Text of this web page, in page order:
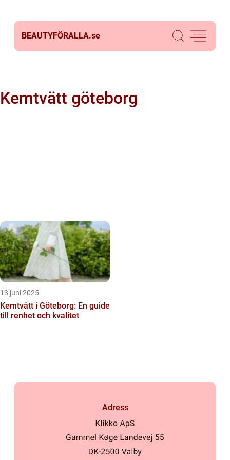
BEAUTYFÖRALLA.se
Kemtvätt göteborg
13 juni 2025
Kemtvätt i Göteborg: En guide
till renhet och kvalitet
Adress